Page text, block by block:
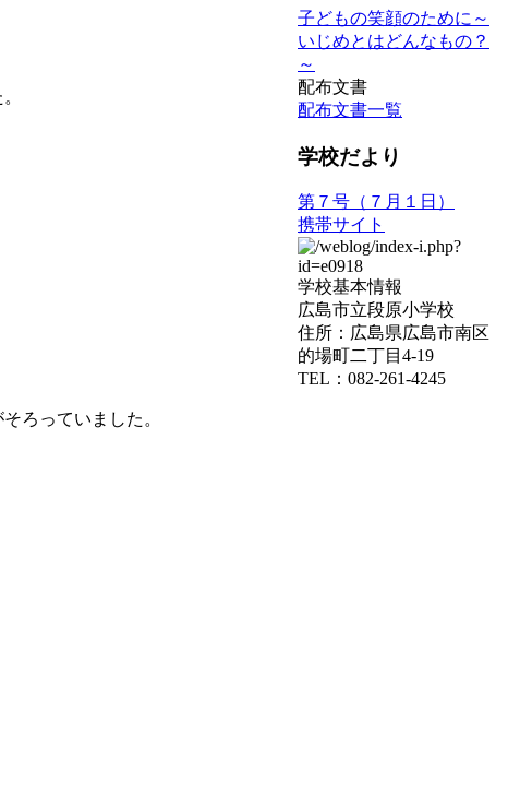
ろっていました。
子どもの笑顔のために～
いじめとはどんなもの？
～
配布文書
配布文書一覧
学校だより
第７号（７月１日）
携帯サイト
学校基本情報
広島市立段原小学校
住所：広島県広島市南区
的場町二丁目4-19
TEL：082-261-4245